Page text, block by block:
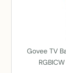
Govee TV